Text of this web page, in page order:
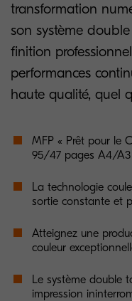
transformation
son système
finition
performances
haute qualité, quel
MFP « Prêt pour le
95/47 pages A4/
La technologie
sortie constante et
Atteignez une
couleur
Le système double
impression